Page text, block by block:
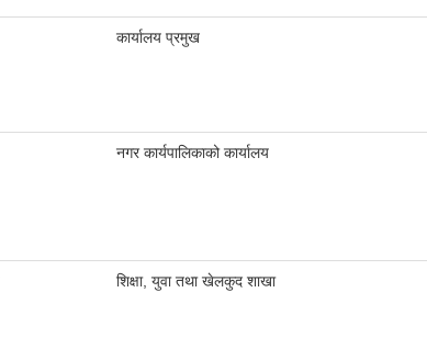
कार्यालय प्रमुख
नगर कार्यपालिकाको कार्यालय
शिक्षा, युवा तथा खेलकुद शाखा